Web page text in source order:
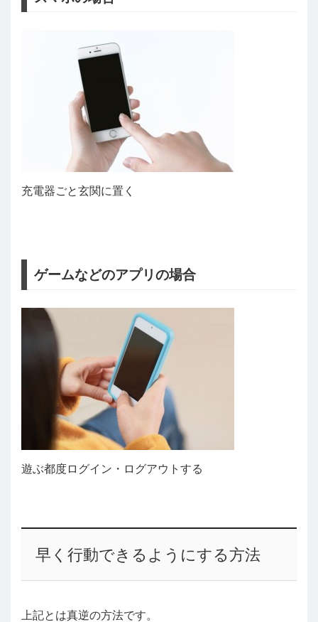
充電器ごと玄関に置く
ゲームなどのアプリの場合
遊ぶ都度ログイン・ログアウトする
早く行動できるようにする方法
上記とは真逆の方法です。